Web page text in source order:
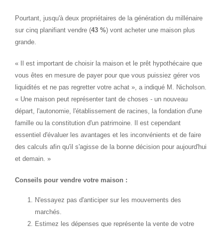
Pourtant, jusqu'à deux propriétaires de la génération du millénaire
sur cinq planifiant vendre (43 %) vont acheter une maison plus
grande.
« Il est important de choisir la maison et le prêt hypothécaire que
vous êtes en mesure de payer pour que vous puissiez gérer vos
liquidités et ne pas regretter votre achat », a indiqué M. Nicholson.
« Une maison peut représenter tant de choses - un nouveau
départ, l'autonomie, l'établissement de racines, la fondation d'une
famille ou la constitution d'un patrimoine. Il est cependant
essentiel d'évaluer les avantages et les inconvénients et de faire
des calculs afin qu'il s'agisse de la bonne décision pour aujourd'hui
et demain. »
Conseils pour vendre votre maison :
N'essayez pas d'anticiper sur les mouvements des
marchés.
Estimez les dépenses que représente la vente de votre